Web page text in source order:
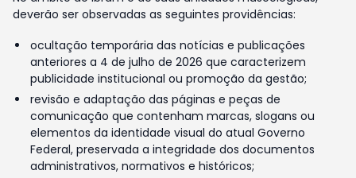
deverão ser observadas as seguintes providências:
ocultação temporária das notícias e publicações
anteriores a 4 de julho de 2026 que caracterizem
publicidade institucional ou promoção da gestão;
revisão e adaptação das páginas e peças de
comunicação que contenham marcas, slogans ou
elementos da identidade visual do atual Governo
Federal, preservada a integridade dos documentos
administrativos, normativos e históricos;